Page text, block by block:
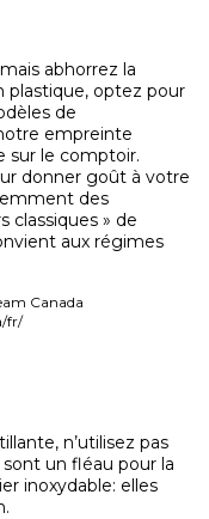
abhorrez la
plastique, optez pour
de
empreinte
sur le comptoir.
donner goût à votre
des
classiques » de
aux régimes
Canada
fr/
n’utilisez pas
un fléau pour la
inoxydable: elles